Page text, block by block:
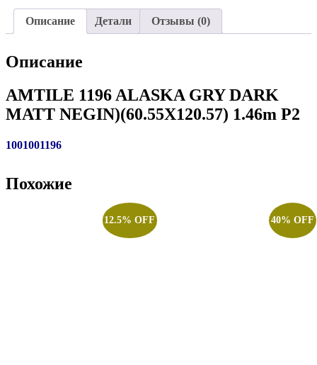
Описание Детали Отзывы (0)
Описание
AMTILE 1196 ALASKA GRY DARK
MATT NEGIN)(60.55X120.57) 1.46m P2
1001001196
Похожие
12.5% OFF 40% OFF